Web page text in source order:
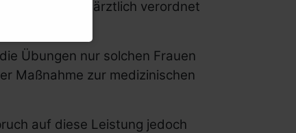
ärztlich verordnet
Übungen nur solchen Frauen
Maßnahme zur medizinischen
auf diese Leistung jedoch